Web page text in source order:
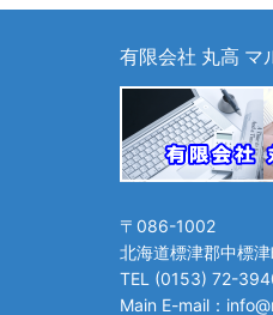
有限会社 丸高 マ
〒086-1002
北海道標津郡中標
TEL (0153) 72-
Main E-mail：